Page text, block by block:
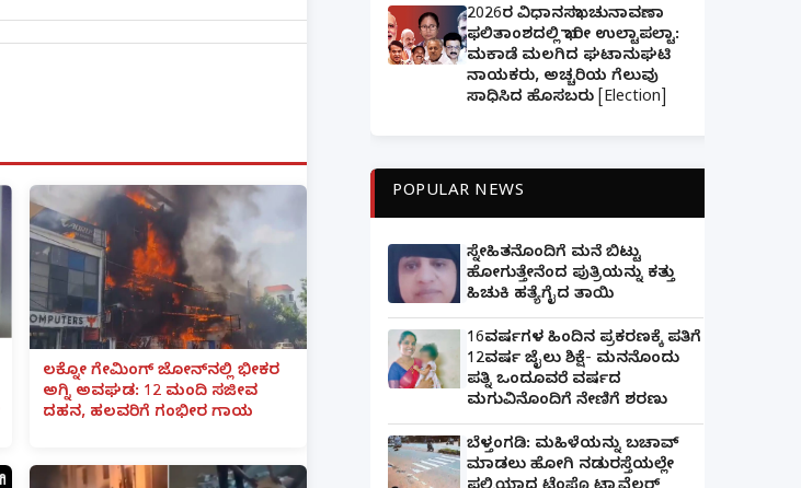
ಲಕ್ನೋ ಗೇಮಿಂಗ್ ಜೋನ್‌ನಲ್ಲಿ ಭೀಕರ
ಅಗ್ನಿ ಅವಘಡ: 12 ಮಂದಿ ಸಜೀವ
ದಹನ, ಹಲವರಿಗೆ ಗಂಭೀರ ಗಾಯ
2026ರ ವಿಧಾನಸಭಾ ಚುನಾವಣಾ
ಫಲಿತಾಂಶದಲ್ಲಿ ಭಾರೀ ಉಲ್ಟಾಪಲ್ಟಾ:
ಮಕಾಡೆ ಮಲಗಿದ ಘಟಾನುಘಟಿ
ನಾಯಕರು, ಅಚ್ಚರಿಯ ಗೆಲುವು
ಸಾಧಿಸಿದ ಹೊಸಬರು [Election]
POPULAR NEWS
ಸ್ನೇಹಿತನೊಂದಿಗೆ ಮನೆ ಬಿಟ್ಟು
ಹೋಗುತ್ತೇನೆಂದ ಪುತ್ರಿಯನ್ನು ಕತ್ತು
ಹಿಚುಕಿ ಹತ್ಯೆಗೈದ ತಾಯಿ
16ವರ್ಷಗಳ ಹಿಂದಿನ ಪ್ರಕರಣಕ್ಕೆ ಪತಿಗೆ
12ವರ್ಷ ಜೈಲು ಶಿಕ್ಷೆ- ಮನನೊಂದು
ಪತ್ನಿ ಒಂದೂವರೆ ವರ್ಷದ
ಮಗುವಿನೊಂದಿಗೆ ನೇಣಿಗೆ ಶರಣು
ಬೆಳ್ತಂಗಡಿ: ಮಹಿಳೆಯನ್ನು ಬಚಾವ್
ಮಾಡಲು ಹೋಗಿ ನಡುರಸ್ತೆಯಲ್ಲೇ